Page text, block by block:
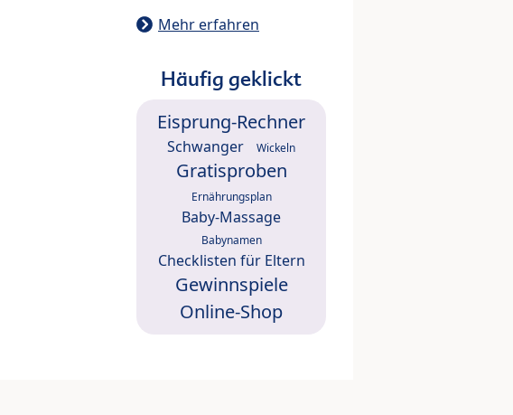
Mehr erfahren
Häufig geklickt
Eisprung-Rechner
Schwanger Wickeln
Gratisproben
Ernährungsplan
Baby-Massage
Babynamen
Checklisten für Eltern
Gewinnspiele
Online-Shop